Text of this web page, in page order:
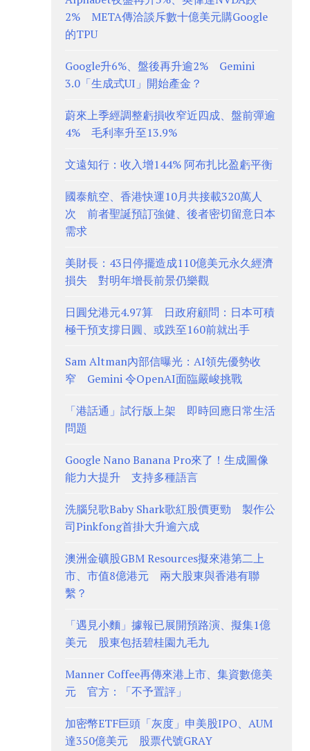
2% META傳洽談斥數十億美元購Google
的TPU
Google升6%、盤後再升逾2% Gemini
3.0「生成式UI」開始產金？
蔚來上季經調整虧損收窄近四成、盤前彈逾
4% 毛利率升至13.9%
文遠知行：收入增144% 阿布扎比盈虧平衡
國泰航空、香港快運10月共接載320萬人
次 前者聖誕預訂強健、後者密切留意日本
需求
美財長：43日停擺造成110億美元永久經濟
損失 對明年增長前景仍樂觀
日圓兌港元4.97算 日政府顧問：日本可積
極干預支撐日圓、或跌至160前就出手
Sam Altman內部信曝光：AI領先優勢收
窄 Gemini 令OpenAI面臨嚴峻挑戰
「港話通」試行版上架 即時回應日常生活
問題
Google Nano Banana Pro來了！生成圖像
能力大提升 支持多種語言
洗腦兒歌Baby Shark歌紅股價更勁 製作公
司Pinkfong首掛大升逾六成
澳洲金礦股GBM Resources擬來港第二上
市、市值8億港元 兩大股東與香港有聯
繫？
「遇見小麵」據報已展開預路演、擬集1億
美元 股東包括碧桂園九毛九
Manner Coffee再傳來港上市、集資數億美
元 官方：「不予置評」
加密幣ETF巨頭「灰度」申美股IPO、AUM
達350億美元 股票代號GRAY